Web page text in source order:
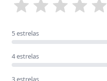
5 estrelas
4 estrelas
3 estrelas